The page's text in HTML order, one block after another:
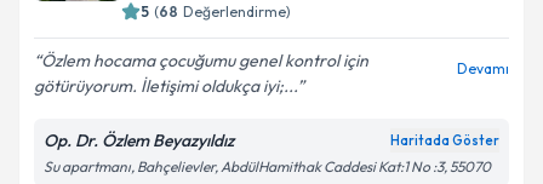
5 (68 Değerlendirme)
Özlem hocama çocuğumu genel kontrol için
götürüyorum. İletişimi oldukça iyi;...
Devamı
Op. Dr. Özlem Beyazyıldız Haritada Göster
Su apartmanı, Bahçelievler, AbdülHamithak Caddesi Kat:1 No :3, 55070